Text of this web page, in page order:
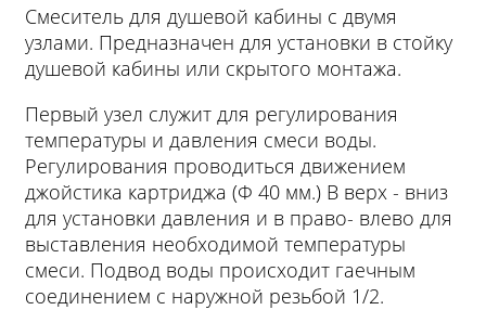
Смеситель для душевой кабины с двумя
узлами. Предназначен для установки в стойку
душевой кабины или скрытого монтажа.
Первый узел служит для регулирования
температуры и давления смеси воды.
Регулирования проводиться движением
джойстика картриджа (Ф 40 мм.) В верх - вниз
для установки давления и в право- влево для
выставления необходимой температуры
смеси. Подвод воды происходит гаечным
соединением с наружной резьбой 1/2.